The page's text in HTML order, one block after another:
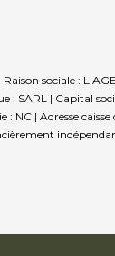
sociale : L
SARL | Capital
: NC | Adresse